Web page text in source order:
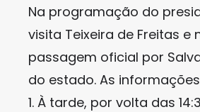
Na programação do
visita Teixeira de Freitas e
passagem oficial por
do estado. As
1. À tarde, por volta das